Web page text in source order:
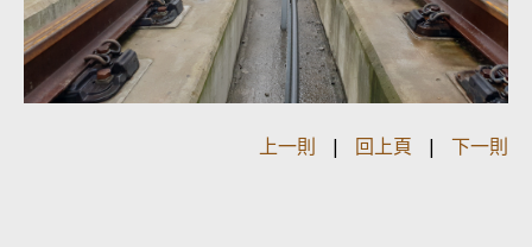
上一則 | 回上頁 | 下一則